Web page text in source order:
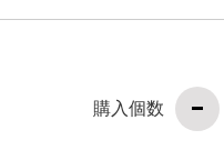
購入個数